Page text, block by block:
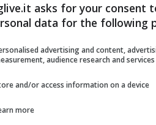
e il Grande
vittima se conosci
sciacallo’
asks for your consent
data for the following
advertising and content,
audience research and
and/or access information on a device
more